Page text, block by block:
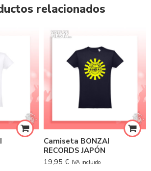
relacionados
Camiseta BONZAI
RECORDS JAPÓN
19,95 € IVA incluido